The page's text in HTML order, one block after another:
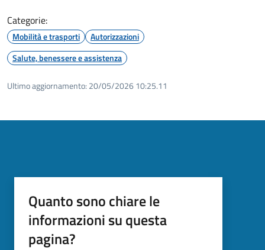
Categorie:
Mobilità e trasporti
Autorizzazioni
Salute, benessere e assistenza
Ultimo aggiornamento: 20/05/2026 10:25.11
Quanto sono chiare le
informazioni su questa
pagina?